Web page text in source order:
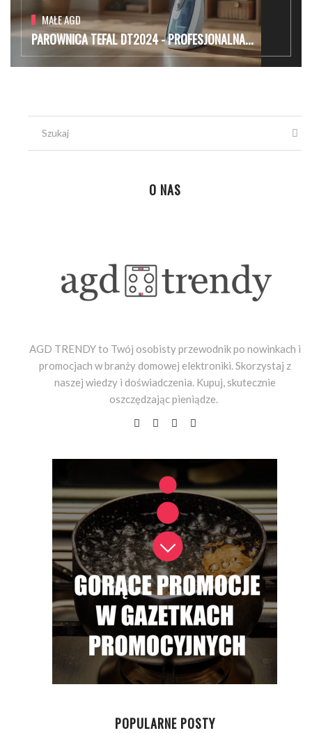
MAŁE AGD
PAROWNICA TEFAL DT2024 - PROFESJONALNA...
O NAS
AGD TRENDY to Twój osobisty przewodnik po nowinkach i
promocjach w branży domowej elektroniki. Skorzystaj z
naszej wiedzy i doświadczenia. Kupuj, skutecznie
oszczędzając pieniądze.
POPULARNE POSTY